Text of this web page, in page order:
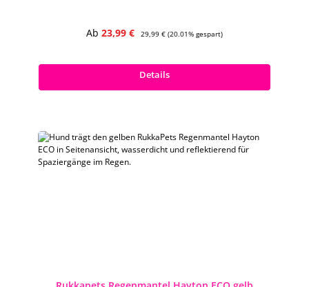
Verkaufspreis:
Ab 23,99 € Regulärer Preis:
29,99 € (20.01% gespart)
Details